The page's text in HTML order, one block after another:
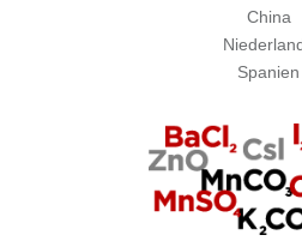
China
Spanien